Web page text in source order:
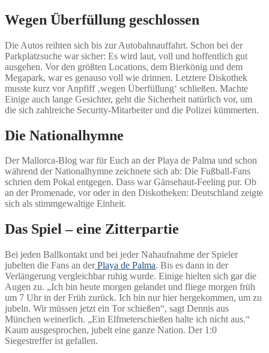
Wegen Überfüllung geschlossen
Die Autos reihten sich bis zur Autobahnauffahrt. Schon bei der
Parkplatzsuche war sicher: Es wird laut, voll und hoffentlich gut
ausgehen. Vor den größten Locations, dem Bierkönig und dem
Megapark, war es genauso voll wie drinnen. Letztere Diskothek
musste kurz vor Anpfiff ‚wegen Überfüllung‘ schließen. Machte
Einige auch lange Gesichter, geht die Sicherheit natürlich vor, um
die sich zahlreiche Security-Mitarbeiter und die Polizei kümmerten.
Die Nationalhymne
Der Mallorca-Blog war für Euch an der Playa de Palma und schon
während der Nationalhymne zeichnete sich ab: Die Fußball-Fans
schrien dem Pokal entgegen. Dass war Gänsehaut-Feeling pur. Ob
an der Promenade, vor oder in den Diskotheken: Deutschland zeigte
sich als stimmgewaltige Einheit.
Das Spiel – eine Zitterpartie
Bei jeden Ballkontakt und bei jeder Nahaufnahme der Spieler
jubelten die Fans an derPlaya de Palma. Bis es dann in der
Verlängerung vergleichbar ruhig wurde. Einige hielten sich gar die
Augen zu. „Ich bin heute morgen gelandet und fliege morgen früh
um 7 Uhr in der Früh zurück. Ich bin nur hier hergekommen, um zu
jubeln. Wir müssen jetzt ein Tor schießen“, sagt Dennis aus
München weinerlich. „Ein Elfmeterschießen halte ich nicht aus.“
Kaum ausgesprochen, jubelt eine ganze Nation. Der 1:0
Siegestreffer ist gefallen.